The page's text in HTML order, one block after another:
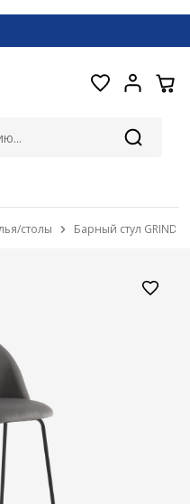
столы Барный стул